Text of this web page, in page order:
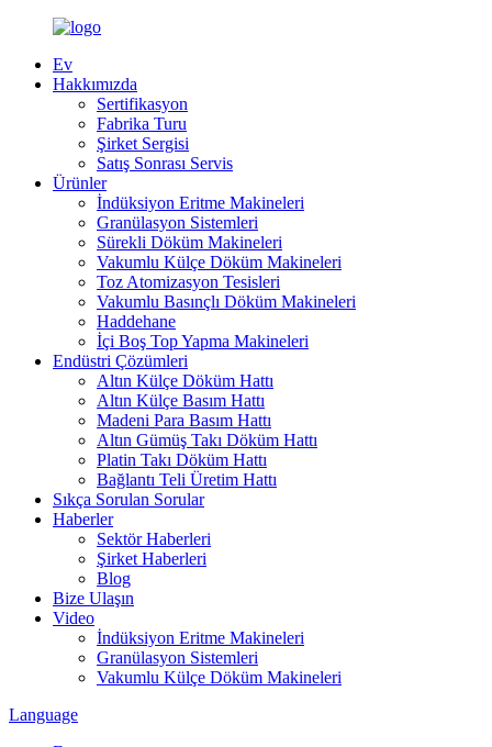
Ev
Hakkımızda
Sertifikasyon
Fabrika Turu
Şirket Sergisi
Satış Sonrası Servis
Ürünler
İndüksiyon Eritme Makineleri
Granülasyon Sistemleri
Sürekli Döküm Makineleri
Vakumlu Külçe Döküm Makineleri
Toz Atomizasyon Tesisleri
Vakumlu Basınçlı Döküm Makineleri
Haddehane
İçi Boş Top Yapma Makineleri
Endüstri Çözümleri
Altın Külçe Döküm Hattı
Altın Külçe Basım Hattı
Madeni Para Basım Hattı
Altın Gümüş Takı Döküm Hattı
Platin Takı Döküm Hattı
Bağlantı Teli Üretim Hattı
Sıkça Sorulan Sorular
Haberler
Sektör Haberleri
Şirket Haberleri
Blog
Bize Ulaşın
Video
İndüksiyon Eritme Makineleri
Granülasyon Sistemleri
Vakumlu Külçe Döküm Makineleri
Language